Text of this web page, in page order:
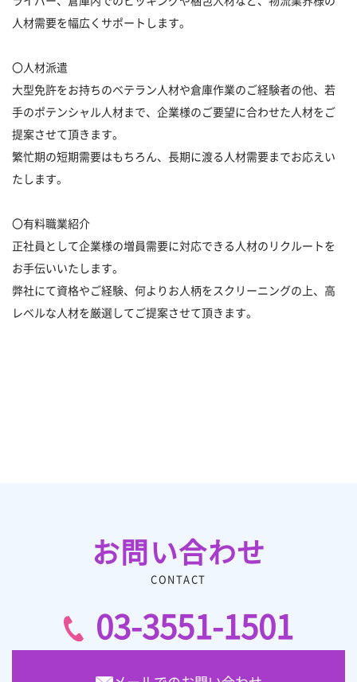
人材需要を幅広くサポートします。
〇人材派遣
大型免許をお持ちのベテラン人材や倉庫作業のご経験者の他、若
手のポテンシャル人材まで、企業様のご要望に合わせた人材をご
提案させて頂きます。
繁忙期の短期需要はもちろん、長期に渡る人材需要までお応えい
たします。
〇有料職業紹介
正社員として企業様の増員需要に対応できる人材のリクルートを
お手伝いいたします。
弊社にて資格やご経験、何よりお人柄をスクリーニングの上、高
レベルな人材を厳選してご提案させて頂きます。
お問い合わせ
CONTACT
03-3551-1501